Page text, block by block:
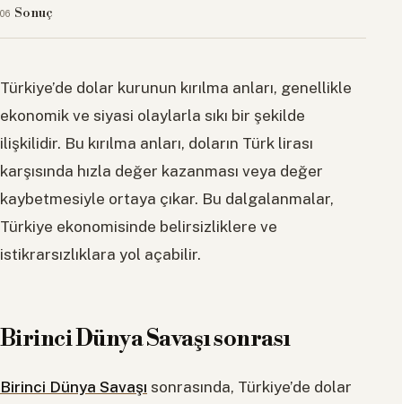
Sonuç
Türkiye’de dolar kurunun kırılma anları, genellikle
ekonomik ve siyasi olaylarla sıkı bir şekilde
ilişkilidir. Bu kırılma anları, doların Türk lirası
karşısında hızla değer kazanması veya değer
kaybetmesiyle ortaya çıkar. Bu dalgalanmalar,
Türkiye ekonomisinde belirsizliklere ve
istikrarsızlıklara yol açabilir.
Birinci Dünya Savaşı sonrası
Birinci Dünya Savaşı sonrasında, Türkiye’de dolar